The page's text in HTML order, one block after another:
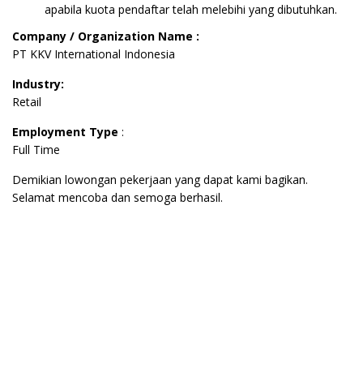
apabila kuota pendaftar telah melebihi yang dibutuhkan.
Company / Organization Name :
PT KKV International Indonesia
Industry:
Retail
Employment Type :
Full Time
Demikian lowongan pekerjaan yang dapat kami bagikan.
Selamat mencoba dan semoga berhasil.